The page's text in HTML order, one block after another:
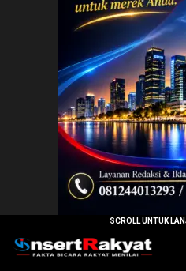
InsertRakyat.com
Fakta Bicara Rakyat Menilai